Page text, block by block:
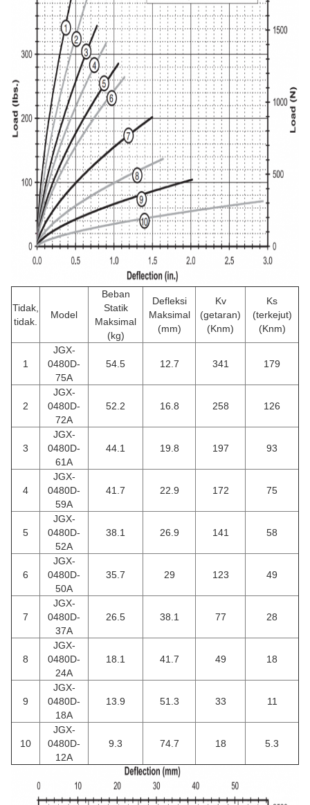
Tidak,
tidak.
Model
Beban
Statik
Maksimal
(kg)
Defleksi
Maksimal
(mm)
Kv
(getaran)
(Knm)
Ks
(terkejut)
(Knm)
1
JGX-
0480D-
75A
54.5 12.7 341 179
2
JGX-
0480D-
72A
52.2 16.8 258 126
3
JGX-
0480D-
61A
44.1 19.8 197 93
4
JGX-
0480D-
59A
41.7 22.9 172 75
5
JGX-
0480D-
52A
38.1 26.9 141 58
6
JGX-
0480D-
50A
35.7 29 123 49
7
JGX-
0480D-
37A
26.5 38.1 77 28
8
JGX-
0480D-
24A
18.1 41.7 49 18
9
JGX-
0480D-
18A
13.9 51.3 33 11
10
JGX-
0480D-
12A
9.3 74.7 18 5.3